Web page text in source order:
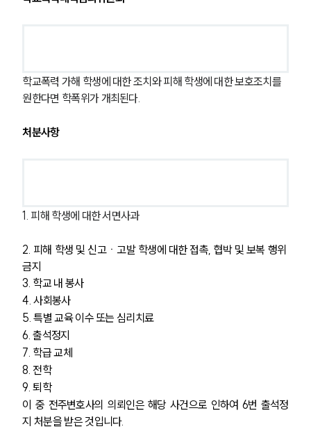
학교폭력 가해 학생에 대한 조치와 피해 학생에 대한 보호조치를
원한다면 학폭위가 개최된다.
처분사항
1. 피해 학생에 대한 서면사과
2. 피해 학생 및 신고ㆍ고발 학생에 대한 접촉, 협박 및 보복 행위
금지
3. 학교 내 봉사
4. 사회봉사
5. 특별 교육 이수 또는 심리치료
6. 출석정지
7. 학급 교체
8. 전학
9. 퇴학
이 중 전주변호사의 의뢰인은 해당 사건으로 인하여 6번 출석정
지 처분을 받은 것입니다.